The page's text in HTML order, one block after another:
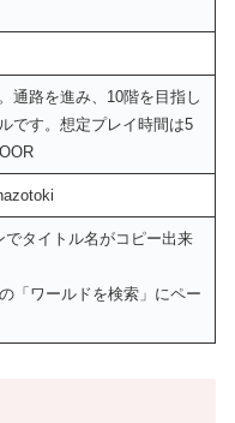
通路を進み、10階を目指し
です。想定プレイ時間は5
でタイトル名がコピー出来
「ワールドを検索」にペー